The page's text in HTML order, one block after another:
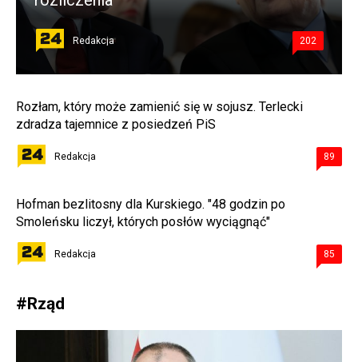
Redakcja 202
Rozłam, który może zamienić się w sojusz. Terlecki
zdradza tajemnice z posiedzeń PiS
Redakcja 89
Hofman bezlitosny dla Kurskiego. "48 godzin po
Smoleńsku liczył, których posłów wyciągnąć"
Redakcja 85
#Rząd